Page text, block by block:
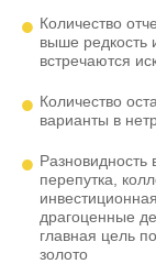
Количество
выше редкость
встречаются
Количество
варианты в
Разновидность
перепутка,
драгоценные
главная цель
золото